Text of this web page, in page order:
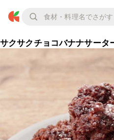
サクサクチョコバナナサータ